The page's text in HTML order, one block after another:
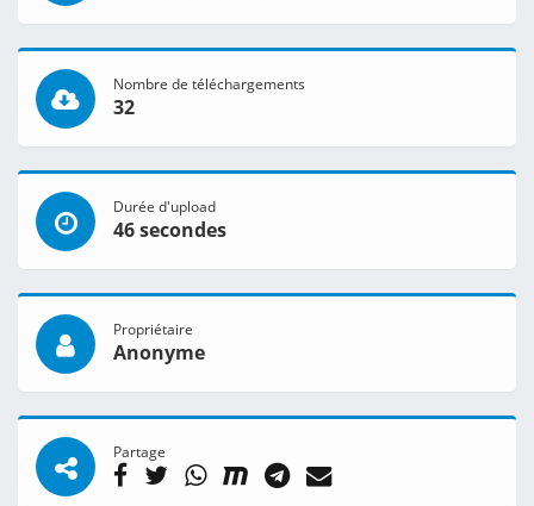
Nombre de téléchargements
32
Durée d'upload
46 secondes
Propriétaire
Anonyme
Partage